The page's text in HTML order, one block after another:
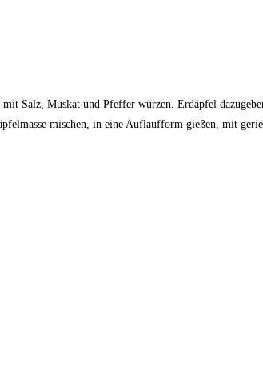
Salz, Muskat und Pfeffer würzen. Erdäpfel
mischen, in eine Auflaufform gießen, mit